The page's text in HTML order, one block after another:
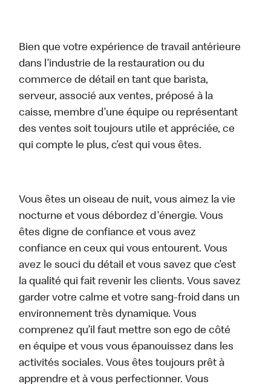
Bien que votre expérience de travail antérieure
dans l’industrie de la restauration ou du
commerce de détail en tant que barista,
serveur, associé aux ventes, préposé à la
caisse, membre d’une équipe ou représentant
des ventes soit toujours utile et appréciée, ce
qui compte le plus, c’est qui vous êtes.
Vous êtes un oiseau de nuit, vous aimez la vie
nocturne et vous débordez d'énergie. Vous
êtes digne de confiance et vous avez
confiance en ceux qui vous entourent. Vous
avez le souci du détail et vous savez que c’est
la qualité qui fait revenir les clients. Vous savez
garder votre calme et votre sang-froid dans un
environnement très dynamique. Vous
comprenez qu’il faut mettre son ego de côté
en équipe et vous vous épanouissez dans les
activités sociales. Vous êtes toujours prêt à
apprendre et à vous perfectionner. Vous